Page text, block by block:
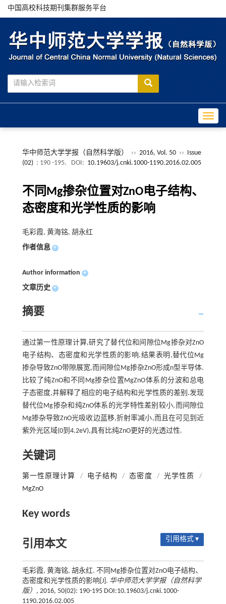
中国高校科技期刊集群服务平台
华中师范大学学报（自然科学版） ›› 2016, Vol. 50 ››
Issue
(02) : 190 -195. DOI: 10.19603/j.cnki.1000-1190.2016.02.005
不同Mg掺杂位置对ZnO电子结构、
态密度和光学性质的影响
毛彩霞, 黄海铭, 胡永红
作者信息 +
Author information +
文章历史 +
摘要
通过第一性原理计算,研究了替代位和间隙位Mg掺杂对ZnO
电子结构、态密度和光学性质的影响.结果表明,替代位Mg
掺杂导致ZnO带隙展宽,而间隙位Mg掺杂ZnO形成n型半导体.
比较了纯ZnO和不同Mg掺杂位置MgZnO体系的分波和总电
子态密度,并解释了相应的电子结构和光学性质的差别.发现
替代位Mg掺杂和纯ZnO体系的光学特性差别较小,而间隙位
Mg掺杂导致ZnO光吸收边蓝移,折射率减小,而且在可见到近
紫外光区域(0到4.2eV),具有比纯ZnO更好的光透过性.
关键词
第一性原理计算 / 电子结构 / 态密度 / 光学性质
/
MgZnO
Key words
引用本文 引用格式 ▾
毛彩霞, 黄海铭, 胡永红. 不同Mg掺杂位置对ZnO电子结构、
态密度和光学性质的影响[J]. 华中师范大学学报（自然科学
版） , 2016, 50(02): 190-195 DOI:10.19603/j.cnki.1000-
1190.2016.02.005